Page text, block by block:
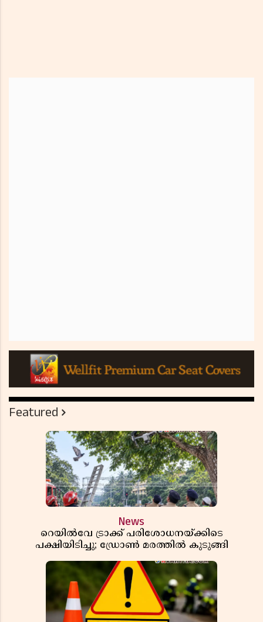
Featured
News
റെയിൽവേ ട്രാക്ക് പരിശോധനയ്ക്കിടെ
പക്ഷിയിടിച്ചു; ഡ്രോൺ മരത്തിൽ കുടുങ്ങി